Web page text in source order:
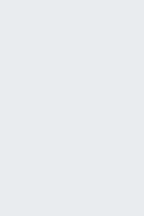
des couverts
MAITRE